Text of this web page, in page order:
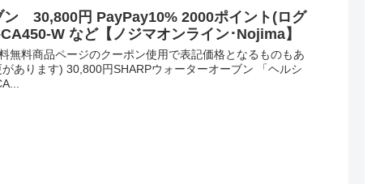
ン 30,800円 PayPay10% 2000ポイント(ログ
W など【ノジマオンライン･Nojima】
無料商品ページのクーポン使用で表記価格となるものもあ
あります) 30,800円SHARPウォーターオーブン 「ヘルシ